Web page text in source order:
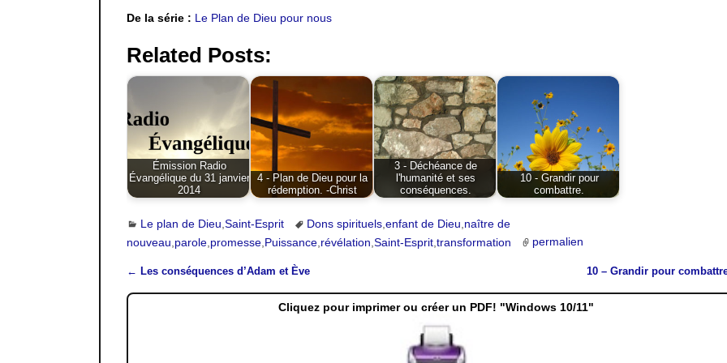
De la série : Le Plan de Dieu pour nous
Related Posts:
Émission Radio
Évangélique du 31 janvier
2014
4 - Plan de Dieu pour la
rédemption. -Christ
3 - Déchéance de
l'humanité et ses
conséquences.
10 - Grandir pour
combattre.
Le plan de Dieu Saint-Esprit Dons spirituels, enfant de Dieu naître de
nouveau parole, promesse, Puissance, révélation Saint-Esprit, transformation permalien
← Les conséquences d’Adam et Ève 10 – Grandir pour
Cliquez pour imprimer ou créer un PDF! "Windows 10/11"